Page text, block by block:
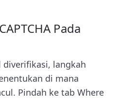
Pada
diverifikasi, langkah
di mana
Pindah ke tab Where